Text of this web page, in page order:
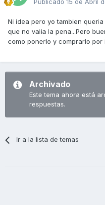
Publicado 15 de Abril
Ni idea pero yo tambien
que no valia la pena...Pero
como ponerlo y comprarlo por
Archivado
Este tema ahora está
respuestas.
Ir a la lista de temas